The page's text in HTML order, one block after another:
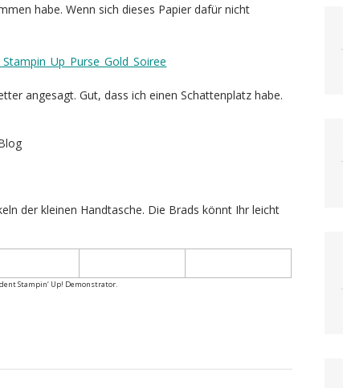
habe. Wenn sich dieses Papier dafür nicht
angesagt. Gut, dass ich einen Schattenplatz habe.
der kleinen Handtasche. Die Brads könnt Ihr leicht
Stampin‘ Up! Demonstrator.